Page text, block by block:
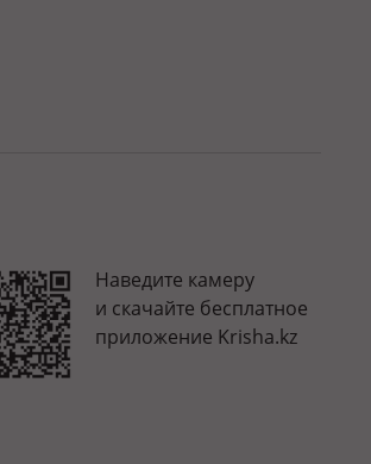
Наведите камеру
и скачайте бесплатное
приложение Krisha.kz